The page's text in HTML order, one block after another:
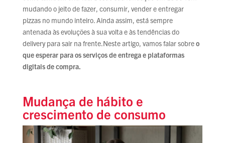
mudando o jeito de fazer, consumir, vender e entregar
pizzas no mundo inteiro. Ainda assim, está sempre
antenada às evoluções à sua volta e às tendências do
delivery para sair na frente.Neste artigo, vamos falar sobreo
que esperar para os serviços de entrega e plataformas
digitais de compra.
Mudança de hábito e
crescimento de consumo